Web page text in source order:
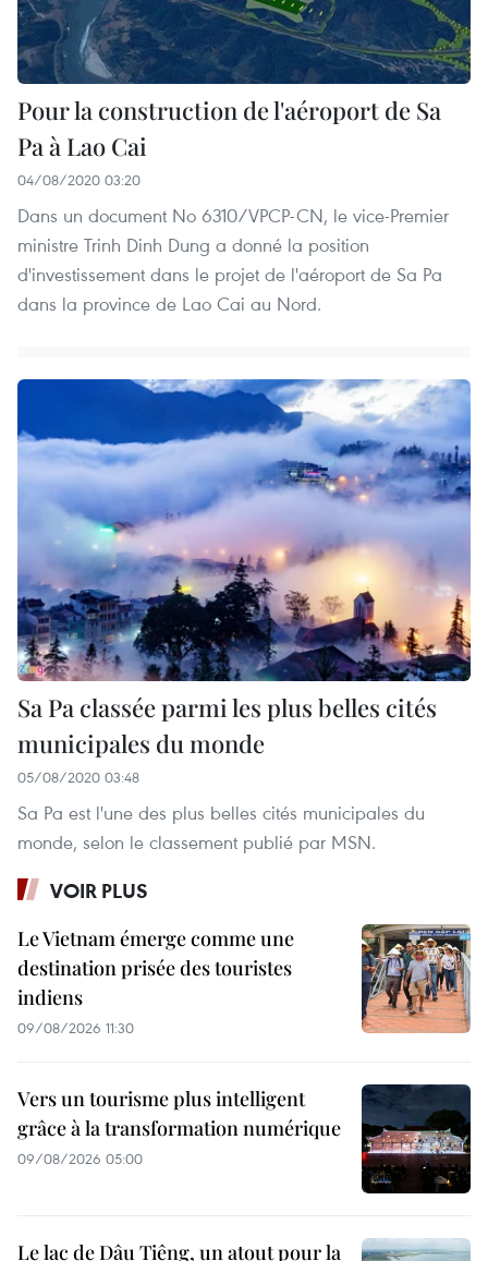
Pour la construction de l'aéroport de Sa
Pa à Lao Cai
04/08/2020 03:20
Dans un document No 6310/VPCP-CN, le vice-Premier
ministre Trinh Dinh Dung a donné la position
d'investissement dans le projet de l'aéroport de Sa Pa
dans la province de Lao Cai au Nord.
Sa Pa classée parmi les plus belles cités
municipales du monde
05/08/2020 03:48
Sa Pa est l'une des plus belles cités municipales du
monde, selon le classement publié par MSN.
VOIR PLUS
Le Vietnam émerge comme une
destination prisée des touristes
indiens
09/08/2026 11:30
Vers un tourisme plus intelligent
grâce à la transformation numérique
09/08/2026 05:00
Le lac de Dâu Tiêng, un atout pour la